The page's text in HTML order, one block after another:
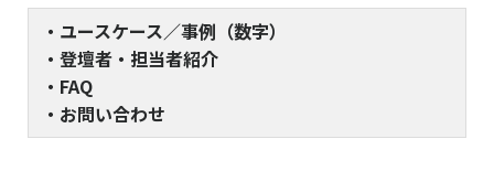
・ユースケース／事例（数字）
・登壇者・担当者紹介
・FAQ
・お問い合わせ